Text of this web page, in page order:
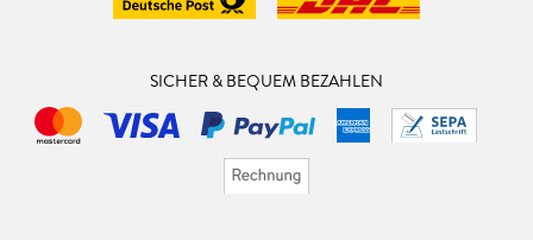
SICHER & BEQUEM BEZAHLEN